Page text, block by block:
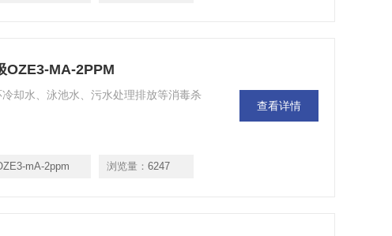
OZE3-MA-2PPM
却水、泳池水、污水处理排放等消毒杀
mA-2ppm 浏览量： 6247
查看详情